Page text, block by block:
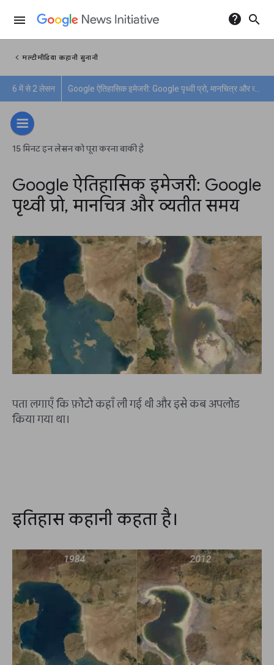
menu help search
chevron_left मल्टीमीडिया कहानी सुनानी
6 में से 2 लेसन Google ऐतिहासिक इमेजरी: Google पृथ्वी प्रो, मानचित्र और व्यतीत समय
15 मिनट इन लेसन को पूरा करना बाकी है
Google ऐतिहासिक इमेजरी: Google
पृथ्वी प्रो, मानचित्र और व्यतीत समय
पता लगाएँ कि फ़ोटो कहाँ ली गई थी और इसे कब अपलोड
किया गया था।
इतिहास कहानी कहता है।